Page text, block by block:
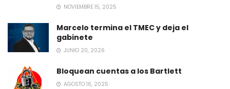
NOVIEMBRE 15, 2025
Marcelo termina el TMEC y deja el
gabinete
JUNIO 20, 2026
Bloquean cuentas a los Bartlett
AGOSTO 16, 2025